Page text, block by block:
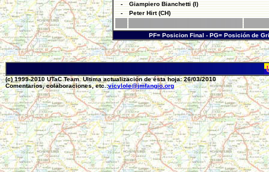
-
Giampiero Bianchetti (I)
-
Peter Hirt (CH)
PF= Posicion Final - PG= Posición de
(c) 1999-2010 UTaC Team. Ultima actualización de ésta hoja: 26/03/2010
Comentarios, colaboraciones, etc.:vicylole@jmfangio.org